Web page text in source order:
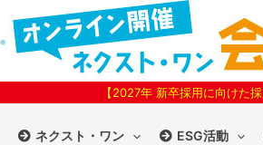
【2027年 新卒採用に向けた
ネクスト・ワン ESG活動